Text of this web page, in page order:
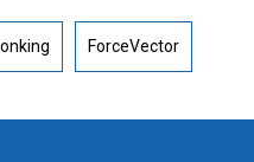
ForceVector